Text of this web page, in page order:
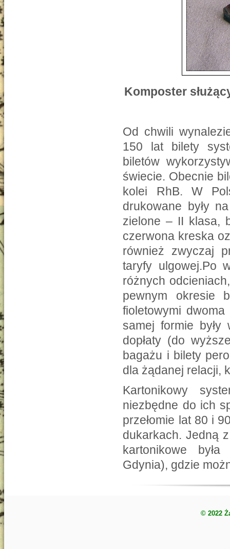
Komposter
Od chwili
150 lat bilety
biletów
świecie. Obecnie
kolei RhB. W
drukowane były
zielone – II klasa,
czerwona kreska
również zwyczaj
taryfy ulgowej.Po
różnych
pewnym okresie
fioletowymi
samej formie
dopłaty (do
bagażu i bilety
dla żądanej relacji,
Kartonikowy
niezbędne do ich
przełomie lat 80 i
dukarkach. Jedną
kartonikowe
Gdynia), gdzie
© 2022